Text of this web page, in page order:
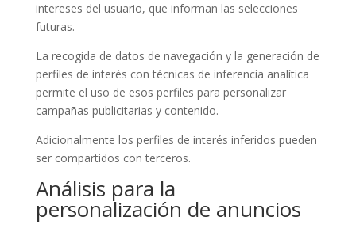
intereses del usuario, que informan las selecciones
futuras.
La recogida de datos de navegación y la generación de
perfiles de interés con técnicas de inferencia analítica
permite el uso de esos perfiles para personalizar
campañas publicitarias y contenido.
Adicionalmente los perfiles de interés inferidos pueden
ser compartidos con terceros.
Análisis para la
personalización de anuncios